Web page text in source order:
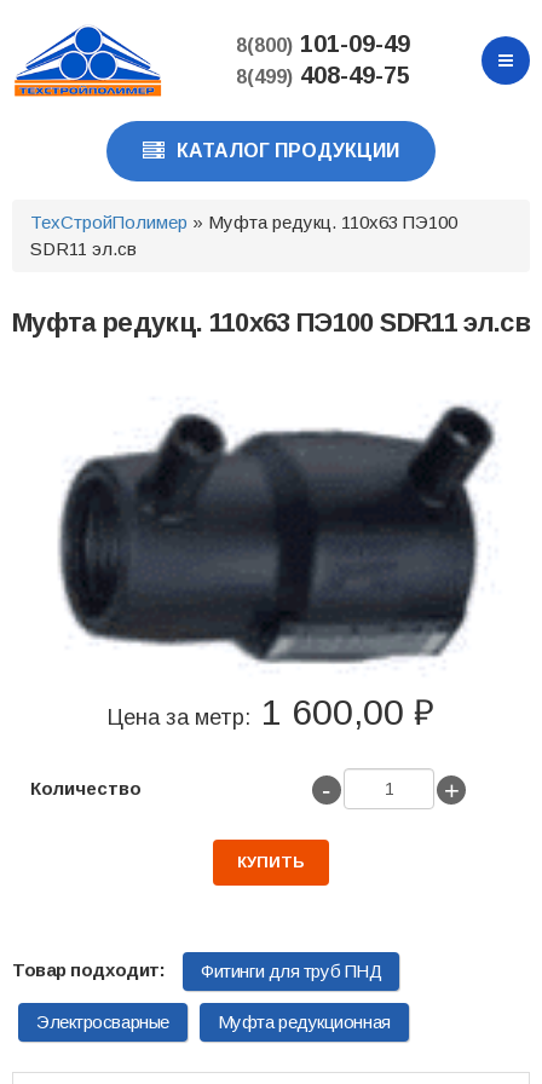
основному
содержанию
8(800)101-09-49
8(499)408-49-75
КАТАЛОГ ПРОДУКЦИИ
ТехСтройПолимер » Муфта редукц. 110х63 ПЭ100
SDR11 эл.св
Муфта редукц. 110х63 ПЭ100 SDR11 эл.св
Цена за метр: 1 600,00 ₽
Количество - +
КУПИТЬ
Фитинги для труб ПНД
Электросварные Муфта редукционная